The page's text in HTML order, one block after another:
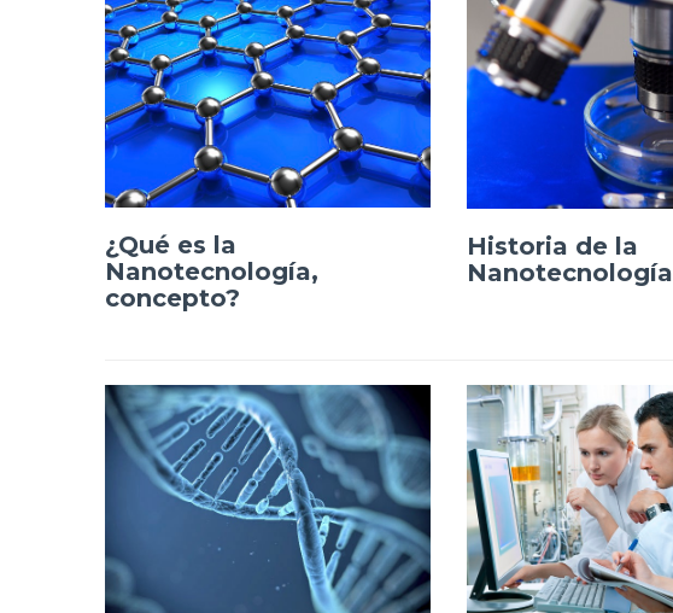
¿Qué es la
Nanotecnología,
concepto?
Historia de la
Nanotecnología